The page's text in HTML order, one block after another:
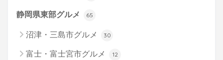
静岡県東部グルメ 65
沼津・三島市グルメ 30
富士・富士宮市グルメ 12